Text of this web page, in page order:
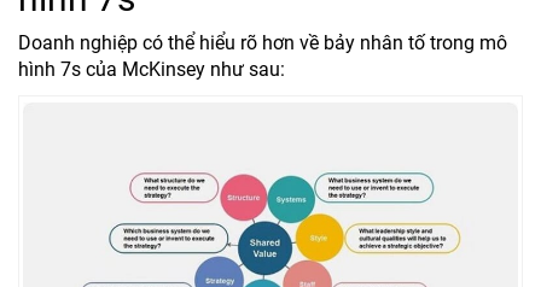
Doanh nghiệp có thể hiểu rõ hơn về bảy nhân tố trong mô
hình 7s của McKinsey như sau: